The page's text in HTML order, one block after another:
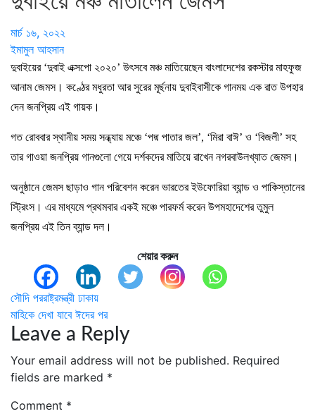
মার্চ ১৬, ২০২২
ইমামুল আহসান
দুবাইয়ের ‘দুবাই এক্সপো ২০২০’ উৎসবে মঞ্চ মাতিয়েছেন বাংলাদেশের রকস্টার মাহফুজ
আনাম জেমস। কণ্ঠের মধুরতা আর সুরের মূর্ছনায় দুবাইবাসীকে গানময় এক রাত উপহার
দেন জনপ্রিয় এই গায়ক।
গত রোববার স্থানীয় সময় সন্ধ্যায় মঞ্চে ‘পদ্ম পাতার জল’, ‘মিরা বাঈ’ ও ‘বিজলী’ সহ
তার গাওয়া জনপ্রিয় গানগুলো গেয়ে দর্শকদের মাতিয়ে রাখেন নগরবাউলখ্যাত জেমস।
অনুষ্ঠানে জেমস ছাড়াও গান পরিবেশন করেন ভারতের ইউফোরিয়া ব্যান্ড ও পাকিস্তানের
স্ট্রিংস। এর মাধ্যমে প্রথমবার একই মঞ্চে পারফর্ম করেন উপমহাদেশের তুমুল
জনপ্রিয় এই তিন ব্যান্ড দল।
শেয়ার করুন
Post
navigation
সৌদি পররাষ্ট্রমন্ত্রী ঢাকায়
মাহিকে দেখা যাবে ঈদের পর
Leave a Reply
Your email address will not be published. Required
fields are marked *
Comment *